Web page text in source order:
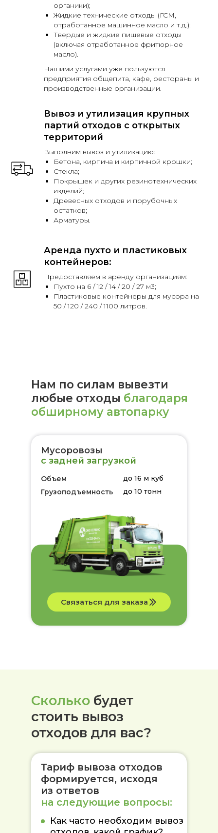
органики);
Жидкие технические отходы (ГСМ,
отработанное машинное масло и т.д.);
Твердые и жидкие пищевые отходы
(включая отработанное фритюрное
масло).
Нашими услугами уже пользуются
предприятия общепита, кафе, рестораны и
производственные организации.
Вывоз и утилизация крупных
партий отходов с открытых
территорий
Выполним вывоз и утилизацию:
Бетона, кирпича и кирпичной крошки;
Стекла;
Покрышек и других резинотехнических
изделий;
Древесных отходов и порубочных
остатков;
Арматуры.
Аренда пухто и пластиковых
контейнеров:
Предоставляем в аренду организациям:
Пухто на 6 / 12 / 14 / 20 / 27 м3;
Пластиковые контейнеры для мусора на
50 / 120 / 240 / 1100 литров.
Нам по силам вывезти
любые отходы благодаря
обширному автопарку
Мусоровозы
с задней загрузкой
Объем
до 16 м куб
Грузоподъемность
до 10 тонн
из
Связаться для заказа
Сколько будет
стоить вывоз
отходов для вас?
Тариф вывоза отходов
формируется, исходя
из ответов
на следующие вопросы:
Как часто необходим вывоз